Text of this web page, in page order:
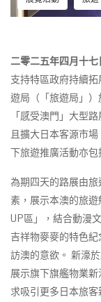
二零二五年四月十七
支持特區政府持續
遊局（「旅遊局」
「感受澳門」大型
且擴大日本客源市
下旅遊推廣活動亦包
為期四天的路展由
素，展示本澳的旅
UP區」，結合動漫
吉祥物麥麥的特色
訪澳的意欲。 新濠
展示旗下旗艦物業
求吸引更多日本旅